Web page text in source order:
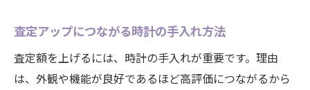
査定アップにつながる時計の手入れ方法
査定額を上げるには、時計の手入れが重要です。理由
は、外観や機能が良好であるほど高評価につながるから